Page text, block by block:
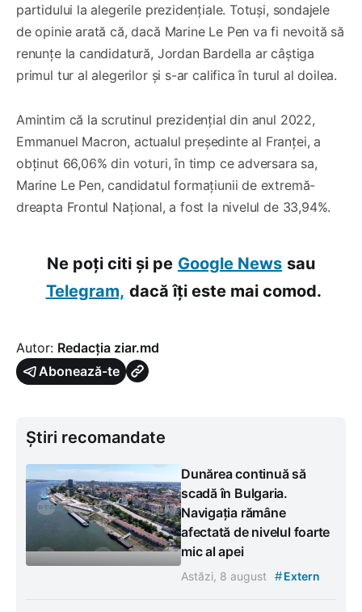
partidului la alegerile prezidențiale. Totuși, sondajele
de opinie arată că, dacă Marine Le Pen va fi nevoită să
renunțe la candidatură, Jordan Bardella ar câștiga
primul tur al alegerilor și s-ar califica în turul al doilea.
Amintim că la scrutinul prezidențial din anul 2022,
Emmanuel Macron, actualul președinte al Franței, a
obţinut 66,06% din voturi, în timp ce adversara sa,
Marine Le Pen, candidatul formaţiunii de extremă-
dreapta Frontul Naţional, a fost la nivelul de 33,94%.
Ne poți citi și pe Google News sau
Telegram, dacă îți este mai comod.
Autor: Redacția ziar.md
Abonează-te
Știri recomandate
Dunărea continuă să
scadă în Bulgaria.
Navigația rămâne
afectată de nivelul foarte
mic al apei
Astăzi, 8 august #Extern